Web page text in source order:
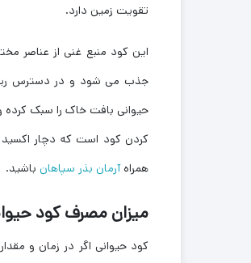
تقویت زمین دارد.
این کود منبع غنی از عناصر
جذب می شود و در دسترس ریشه
حیوانی بافت خاک را سبک کرده
کردن کود است که دچار اکسید
همراهآرمان بذر سپاهان باشید.
میزان مصرف کود
کود حیوانی اگر در زمان و